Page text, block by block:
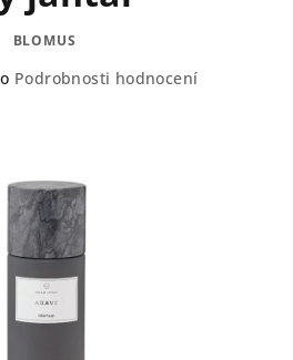
BLOMUS
Podrobnosti hodnocení